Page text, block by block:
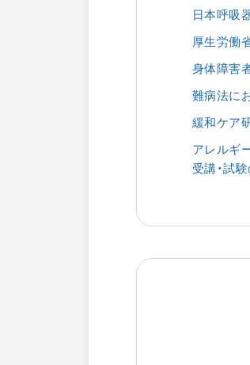
日本呼吸
厚生労働
身体障害
難病法に
緩和ケア
アレルギ
受講・試
時受け取ってい